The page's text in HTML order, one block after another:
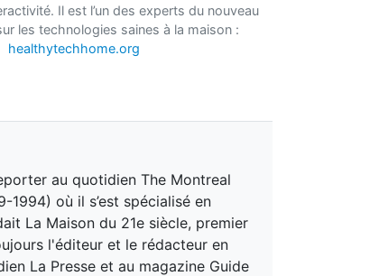
Il est l’un des experts du nouveau
les technologies saines à la maison :
healthytechhome.org
au quotidien The Montreal
où il s’est spécialisé en
La Maison du 21e siècle, premier
l'éditeur et le rédacteur en
La Presse et au magazine Guide